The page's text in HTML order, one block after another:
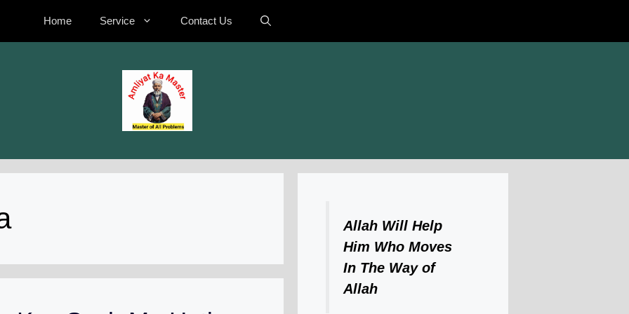
Home Service Contact Us
Allah Will Help
Him Who Moves
In The Way of
Allah